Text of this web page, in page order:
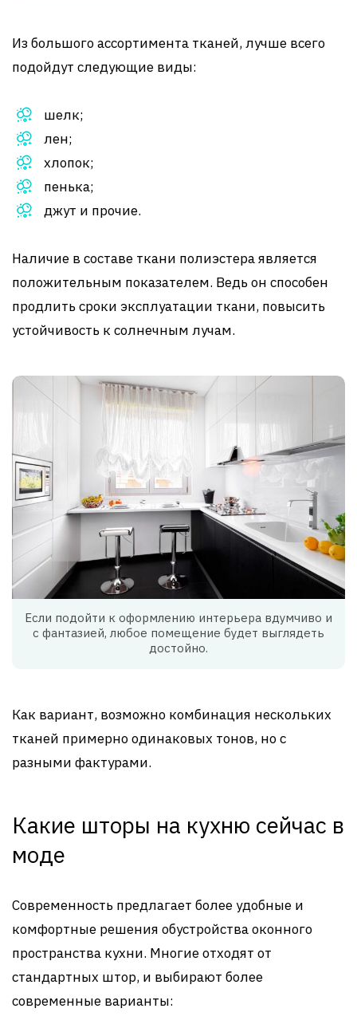
Из большого ассортимента тканей, лучше всего
подойдут следующие виды:
шелк;
лен;
хлопок;
пенька;
джут и прочие.
Наличие в составе ткани полиэстера является
положительным показателем. Ведь он способен
продлить сроки эксплуатации ткани, повысить
устойчивость к солнечным лучам.
Если подойти к оформлению интерьера вдумчиво и
с фантазией, любое помещение будет выглядеть
достойно.
Как вариант, возможно комбинация нескольких
тканей примерно одинаковых тонов, но с
разными фактурами.
Какие шторы на кухню сейчас в
моде
Современность предлагает более удобные и
комфортные решения обустройства оконного
пространства кухни. Многие отходят от
стандартных штор, и выбирают более
современные варианты: